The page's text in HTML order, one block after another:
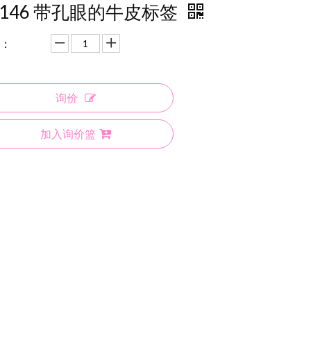
带孔眼的牛皮标签
询价
加入询价篮